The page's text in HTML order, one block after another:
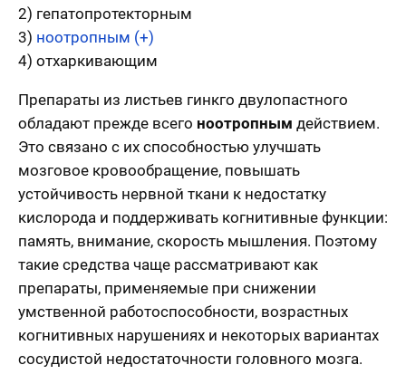
2) гепатопротекторным
3) ноотропным (+)
4) отхаркивающим
Препараты из листьев гинкго двулопастного
обладают прежде всего ноотропным действием.
Это связано с их способностью улучшать
мозговое кровообращение, повышать
устойчивость нервной ткани к недостатку
кислорода и поддерживать когнитивные функции:
память, внимание, скорость мышления. Поэтому
такие средства чаще рассматривают как
препараты, применяемые при снижении
умственной работоспособности, возрастных
когнитивных нарушениях и некоторых вариантах
сосудистой недостаточности головного мозга.